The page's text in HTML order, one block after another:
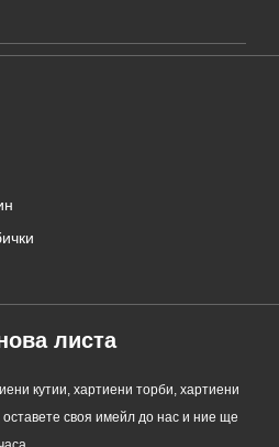
Paper Bag. Проектиран
новият продукт
листа
кутии, хартиени торби, хартиени
своя имейл до нас и ние ще